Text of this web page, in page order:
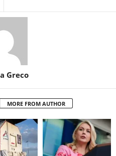
Greco
MORE FROM AUTHOR